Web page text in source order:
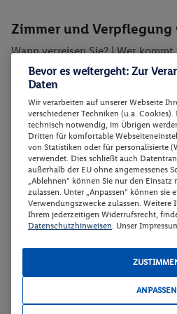
Zimmer und Verpflegung
Wann verreisen Sie? |Wer kommt
Familienzimmer
Buchen
Familienzimmer
10.08. - 13.08.2026
Familienzimmer
Veranstalter:Voyage&More
Bevor es weitergeht: Zur
Daten
Wir verarbeiten auf unserer Webseite
verschiedener Techniken (u.a. Cookies).
technisch notwendig, im Übrigen
Dritten für komfortable
von Statistiken oder für personalisierte
verwendet. Dies schließt auch
außerhalb der EU ohne angemessenes
„Ablehnen“ können Sie nur den
zulassen. Unter „Anpassen“ können sie
Verwendungszwecke zulassen. Weitere
Ihrem jederzeitigen Widerrufsrecht,
Datenschutzhinweisen . Unser
ANPASSEN